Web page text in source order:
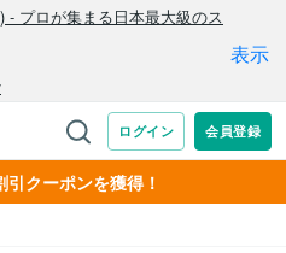
クーポンを獲得！